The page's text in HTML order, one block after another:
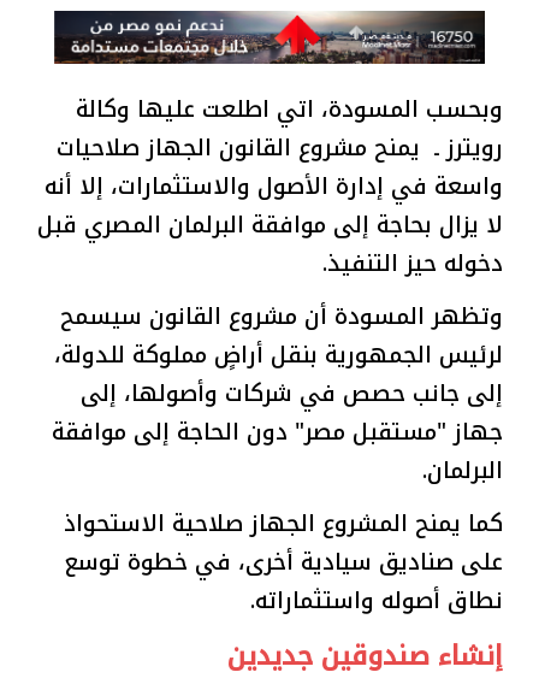
وبحسب المسودة، اتي اطلعت عليها وكالة
رويترز ـ يمنح مشروع القانون الجهاز صلاحيات
واسعة في إدارة الأصول والاستثمارات، إلا أنه
لا يزال بحاجة إلى موافقة البرلمان المصري قبل
دخوله حيز التنفيذ.
وتظهر المسودة أن مشروع القانون سيسمح
لرئيس الجمهورية بنقل أراضٍ مملوكة للدولة،
إلى جانب حصص في شركات وأصولها، إلى
جهاز "مستقبل مصر" دون الحاجة إلى موافقة
البرلمان.
كما يمنح المشروع الجهاز صلاحية الاستحواذ
على صناديق سيادية أخرى، في خطوة توسع
نطاق أصوله واستثماراته.
إنشاء صندوقين جديدين